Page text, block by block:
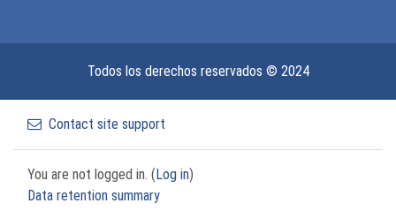
Todos los derechos reservados © 2024
Contact site support
You are not logged in. (Log in)
Data retention summary